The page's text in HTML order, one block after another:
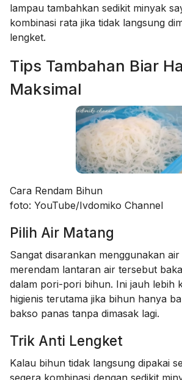
lampau tambahkan sedikit minyak
kombinasi rata jika tidak langsung
lengket.
Tips Tambahan Biar
Maksimal
Cara Rendam Bihun
foto: YouTube/Ivdomiko Channel
Pilih Air Matang
Sangat disarankan menggunakan
merendam lantaran air tersebut
dalam pori-pori bihun. Ini jauh lebih
higienis terutama jika bihun hanya
bakso panas tanpa dimasak lagi.
Trik Anti Lengket
Kalau bihun tidak langsung dipakai